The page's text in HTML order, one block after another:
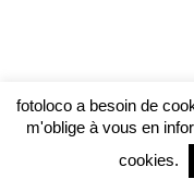
fotoloco a besoin de
m'oblige à vous en
cookies.